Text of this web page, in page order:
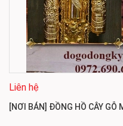
Liên hệ
[NƠI BÁN] ĐỒNG HỒ CÂY GỖ